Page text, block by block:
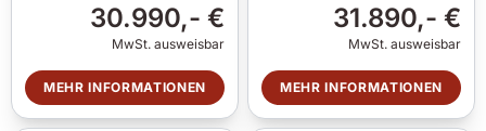
30.990,- €
MwSt. ausweisbar
MEHR INFORMATIONEN
31.890,- €
MwSt. ausweisbar
MEHR INFORMATIONEN